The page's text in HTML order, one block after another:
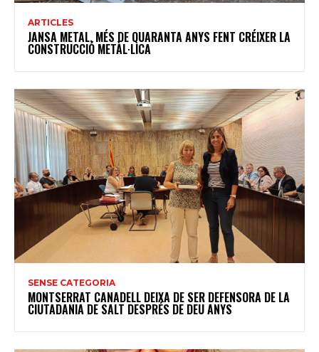
ARTICLES
JANSA METAL, MÉS DE QUARANTA ANYS FENT CRÉIXER LA
CONSTRUCCIÓ METÀL·LICA
SENSE CATEGORIA
MONTSERRAT CANADELL DEIXA DE SER DEFENSORA DE LA
CIUTADANIA DE SALT DESPRÉS DE DEU ANYS